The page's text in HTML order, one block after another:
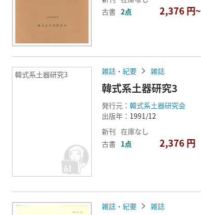
古書 2点 2,376 円~
韓式系土器研究3 雑誌・紀要 雑誌
韓式系土器研究3
発行元： 韓式系土器研究会
出版年： 1991/12
新刊 在庫なし
古書 1点 2,376 円
雑誌・紀要 雑誌